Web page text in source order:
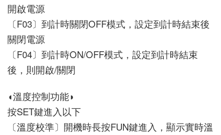
開啟電源
〔F03〕到計時關閉OFF模式，設定到計時結束後
關閉電源
〔F04〕到計時ON/OFF模式，設定到計時結束
後，則開啟/關閉
◖溫度控制功能◗
按SET鍵進入以下
〔溫度校準〕開機時長按FUN鍵進入，顯示實時溫